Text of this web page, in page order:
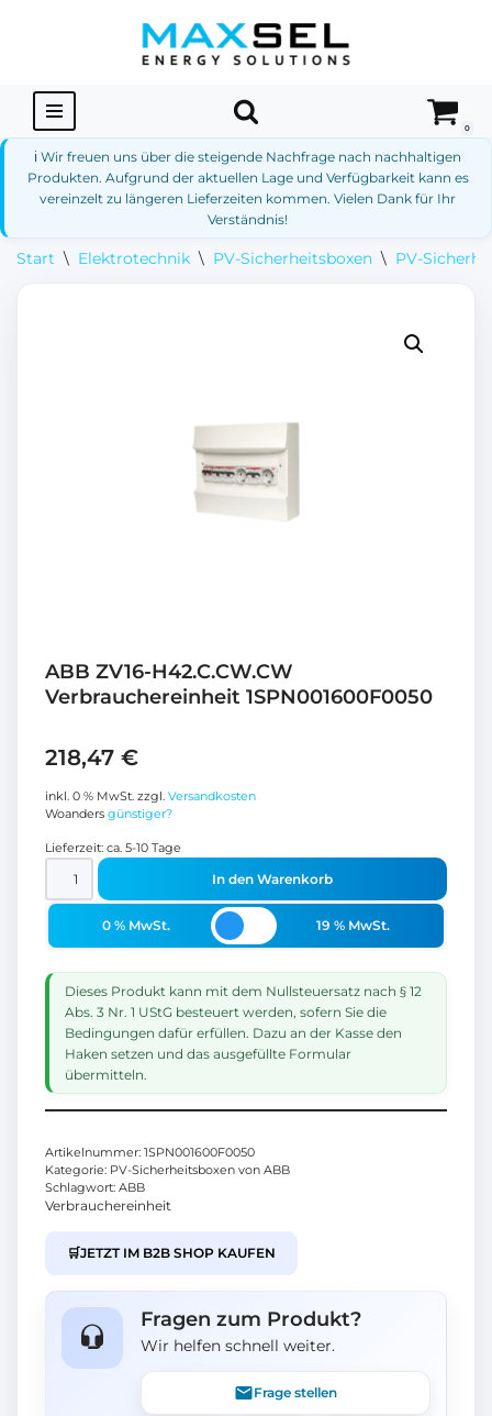
springen
0
ℹ️ Wir freuen uns über die steigende Nachfrage nach nachhaltigen
Produkten. Aufgrund der aktuellen Lage und Verfügbarkeit kann es
vereinzelt zu längeren Lieferzeiten kommen. Vielen Dank für Ihr
Verständnis!
Start \ Elektrotechnik \ PV-Sicherheitsboxen \ PV-
ABB ZV16-H42.C.CW.CW
Verbrauchereinheit 1SPN001600F0050
218,47 €
inkl. 0 % MwSt. zzgl. Versandkosten
Woanders günstiger?
Lieferzeit: ca. 5-10 Tage
In den Warenkorb
0 % MwSt. 19 % MwSt.
Dieses Produkt kann mit dem Nullsteuersatz nach § 12
Abs. 3 Nr. 1 UStG besteuert werden, sofern Sie die
Bedingungen dafür erfüllen. Dazu an der Kasse den
Haken setzen und das ausgefüllte Formular
übermitteln.
Artikelnummer: 1SPN001600F0050
Kategorie: PV-Sicherheitsboxen von ABB
Schlagwort: ABB
Verbrauchereinheit
🛒JETZT IM B2B SHOP KAUFEN
Fragen zum Produkt?
Wir helfen schnell weiter.
Frage stellen